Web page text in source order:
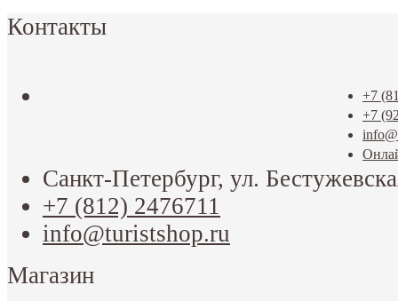
Контакты
+7
+7
Санкт-Петербург, ул.
+7 (812) 2476711
info@turistshop.ru
Магазин